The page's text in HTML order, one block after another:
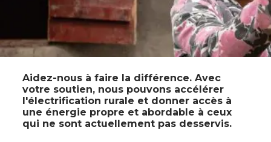
Aidez-nous à faire la différence. Avec
votre soutien, nous pouvons accélérer
l'électrification rurale et donner accès à
une énergie propre et abordable à ceux
qui ne sont actuellement pas desservis.